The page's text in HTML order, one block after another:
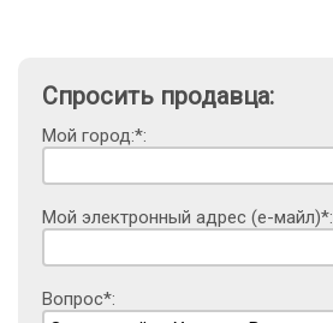
Спросить продавца:
Мой город:*:
Мой электронный адрес (е-майл)*:
Вопрос*: